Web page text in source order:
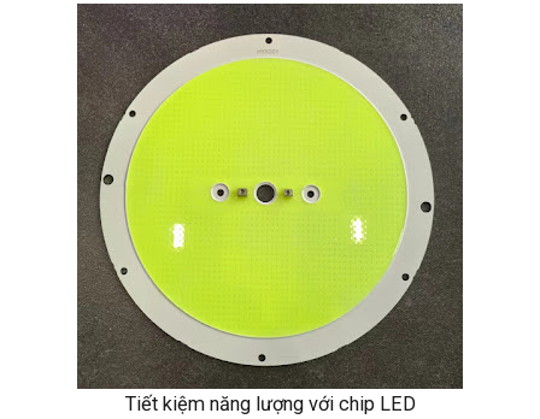
Tiết kiệm năng lượng với chip LED